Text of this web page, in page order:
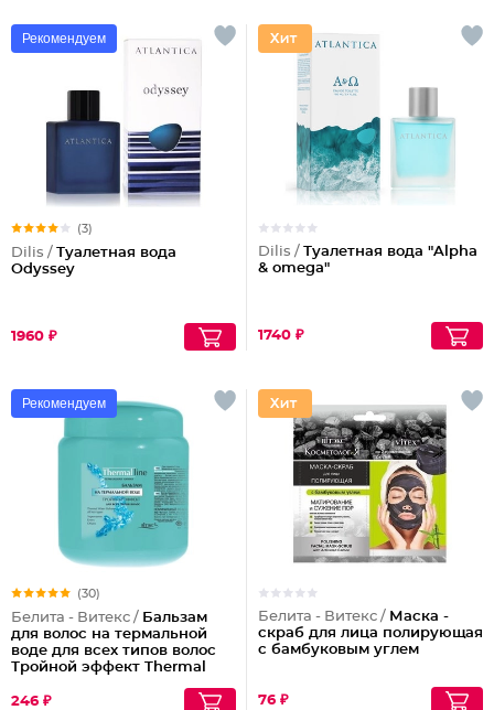
Рекомендуем
(3)
Dilis / Туалетная вода
Odyssey
1960 ₽
Dilis / Туалетная вода "Alpha
& omega"
1740 ₽
Рекомендуем
(30)
Белита - Витекс / Бальзам
для волос на термальной
воде для всех типов волос
Тройной эффект Thermal
450 мл
246 ₽
Белита - Витекс / Маска -
скраб для лица полирующая
с бамбуковым углем
76 ₽